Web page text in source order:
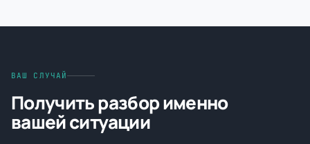
ВАШ СЛУЧАЙ
Получить разбор именно
вашей ситуации